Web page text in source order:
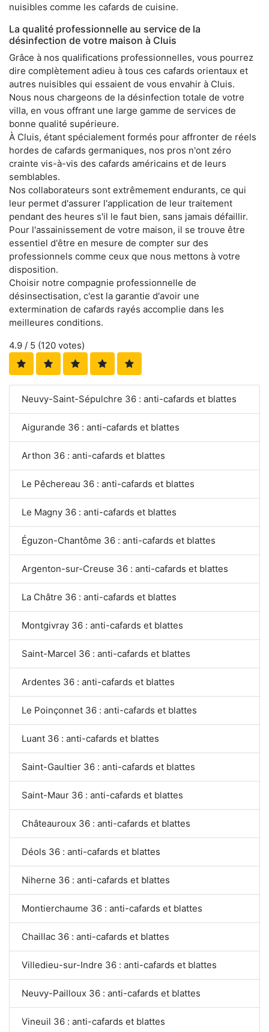
nuisibles comme les cafards de cuisine.
La qualité professionnelle au service de la
désinfection de votre maison à Cluis
Grâce à nos qualifications professionnelles, vous pourrez
dire complètement adieu à tous ces cafards orientaux et
autres nuisibles qui essaient de vous envahir à Cluis.
Nous nous chargeons de la désinfection totale de votre
villa, en vous offrant une large gamme de services de
bonne qualité supérieure.
À Cluis, étant spécialement formés pour affronter de réels
hordes de cafards germaniques, nos pros n'ont zéro
crainte vis-à-vis des cafards américains et de leurs
semblables.
Nos collaborateurs sont extrêmement endurants, ce qui
leur permet d'assurer l'application de leur traitement
pendant des heures s'il le faut bien, sans jamais défaillir.
Pour l'assainissement de votre maison, il se trouve être
essentiel d'être en mesure de compter sur des
professionnels comme ceux que nous mettons à votre
disposition.
Choisir notre compagnie professionnelle de
désinsectisation, c'est la garantie d'avoir une
extermination de cafards rayés accomplie dans les
meilleures conditions.
4.9 / 5 (120 votes)
Neuvy-Saint-Sépulchre 36 : anti-cafards et blattes
Aigurande 36 : anti-cafards et blattes
Arthon 36 : anti-cafards et blattes
Le Pêchereau 36 : anti-cafards et blattes
Le Magny 36 : anti-cafards et blattes
Éguzon-Chantôme 36 : anti-cafards et blattes
Argenton-sur-Creuse 36 : anti-cafards et blattes
La Châtre 36 : anti-cafards et blattes
Montgivray 36 : anti-cafards et blattes
Saint-Marcel 36 : anti-cafards et blattes
Ardentes 36 : anti-cafards et blattes
Le Poinçonnet 36 : anti-cafards et blattes
Luant 36 : anti-cafards et blattes
Saint-Gaultier 36 : anti-cafards et blattes
Saint-Maur 36 : anti-cafards et blattes
Châteauroux 36 : anti-cafards et blattes
Déols 36 : anti-cafards et blattes
Niherne 36 : anti-cafards et blattes
Montierchaume 36 : anti-cafards et blattes
Chaillac 36 : anti-cafards et blattes
Villedieu-sur-Indre 36 : anti-cafards et blattes
Neuvy-Pailloux 36 : anti-cafards et blattes
Vineuil 36 : anti-cafards et blattes